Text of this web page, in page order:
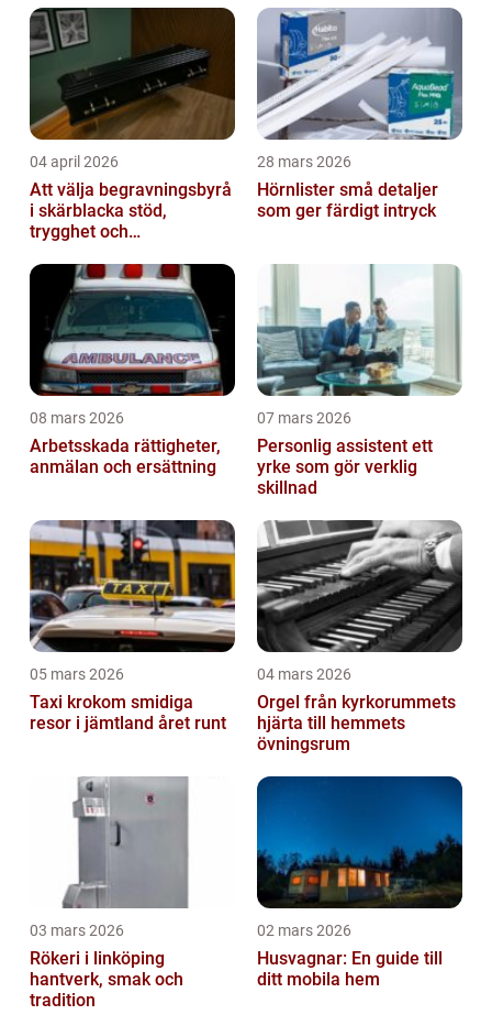
04 april 2026
Att välja begravningsbyrå
i skärblacka stöd,
trygghet och
28 mars 2026
Hörnlister små detaljer
som ger färdigt intryck
08 mars 2026
Arbetsskada rättigheter,
anmälan och ersättning
07 mars 2026
Personlig assistent ett
yrke som gör verklig
skillnad
05 mars 2026
Taxi krokom smidiga
resor i jämtland året runt
04 mars 2026
Orgel från kyrkorummets
hjärta till hemmets
övningsrum
03 mars 2026
Rökeri i linköping
hantverk, smak och
tradition
02 mars 2026
Husvagnar: En guide till
ditt mobila hem